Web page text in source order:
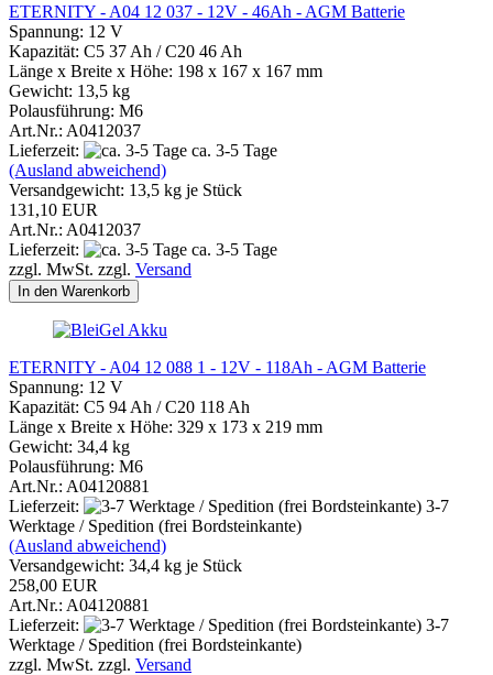
ETERNITY - A04 12 037 - 12V - 46Ah - AGM Batterie
Spannung: 12 V
Kapazität: C5 37 Ah / C20 46 Ah
Länge x Breite x Höhe: 198 x 167 x 167 mm
Gewicht: 13,5 kg
Polausführung: M6
Art.Nr.: A0412037
Lieferzeit:
ca. 3-5 Tage
(Ausland abweichend)
Versandgewicht: 13,5 kg je Stück
131,10 EUR
Art.Nr.: A0412037
Lieferzeit:
ca. 3-5 Tage
zzgl. MwSt. zzgl. Versand
In den Warenkorb
ETERNITY - A04 12 088 1 - 12V - 118Ah - AGM Batterie
Spannung: 12 V
Kapazität: C5 94 Ah / C20 118 Ah
Länge x Breite x Höhe: 329 x 173 x 219 mm
Gewicht: 34,4 kg
Polausführung: M6
Art.Nr.: A04120881
Lieferzeit:
3-7
Werktage / Spedition (frei Bordsteinkante)
(Ausland abweichend)
Versandgewicht: 34,4 kg je Stück
258,00 EUR
Art.Nr.: A04120881
Lieferzeit:
3-7
Werktage / Spedition (frei Bordsteinkante)
zzgl. MwSt. zzgl. Versand